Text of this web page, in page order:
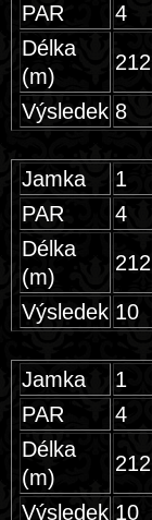
PAR
4
Délka
(m)
212
Výsledek 8
Jamka 1
PAR
4
Délka
(m)
212
Výsledek 10
Jamka 1
PAR
4
Délka
(m)
212
Výsledek 10